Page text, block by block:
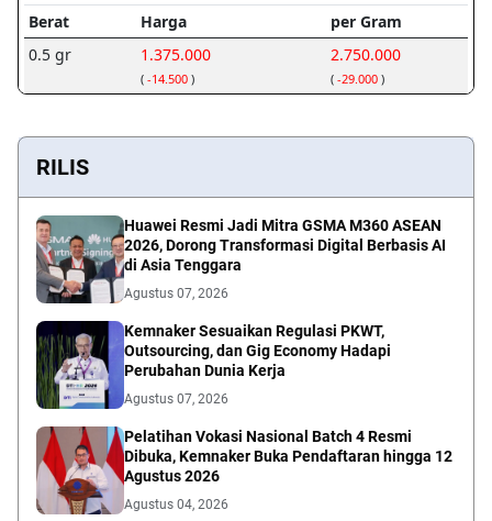
RILIS
Huawei Resmi Jadi Mitra GSMA M360 ASEAN
2026, Dorong Transformasi Digital Berbasis AI
di Asia Tenggara
Agustus 07, 2026
Kemnaker Sesuaikan Regulasi PKWT,
Outsourcing, dan Gig Economy Hadapi
Perubahan Dunia Kerja
Agustus 07, 2026
Pelatihan Vokasi Nasional Batch 4 Resmi
Dibuka, Kemnaker Buka Pendaftaran hingga 12
Agustus 2026
Agustus 04, 2026